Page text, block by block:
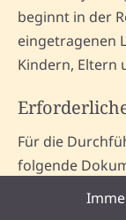
beginnt in der
eingetragenen
Kindern, Eltern
Für die
folgende